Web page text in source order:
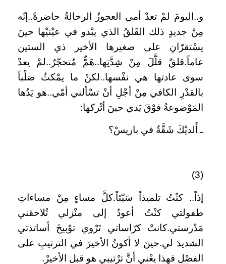
و..اليومَ لمْ تعدْ أمي العجوزُ الرحالةُ حاضرةً..إنّه
مِنْ جديدٍ ذلك القَلقُ الذي يبْدو في عيْنيْها حينَ
يسْتقرّانِ على صغيرها الأخير ذي الستين
عاماً.قلقٌ قلَّلَ مِنْ شِدَّتِها..هَمٌّ مُتحجّرٌ..لمْ يعدْ
سوى عادتها هي نفْسها..لكنْ ما يمْكثُ صَلْباً
بالقدْرِ الكافي مِنْ أجْلِ أنْ تسْألني أمّي..هو يَدُها
المَوْضوعةُ فوْقَ يَدي حينَ أتْركها:
ـ أَلديْكَ شَقَّةٌ في باريسْ؟
(3)
إذاً.. كنْتُ تلميذاً سَيّئاً.كلَّ مساءٍ مِنْ مساءاتِ
طفولتي كنْتُ أعودُ إلى منْزلي تُلاحقني
مَدْرستي.كانتْ كرّاساتي تَرْوي توْبيخَ أساتذتي
الشديدَ لي.حينَ لا أكونُ الأخيرَ في الترتيبِ على
الفصْلِ فهذا يعْني أنَّ ترْتيبي هو قبل الأخيرْ.